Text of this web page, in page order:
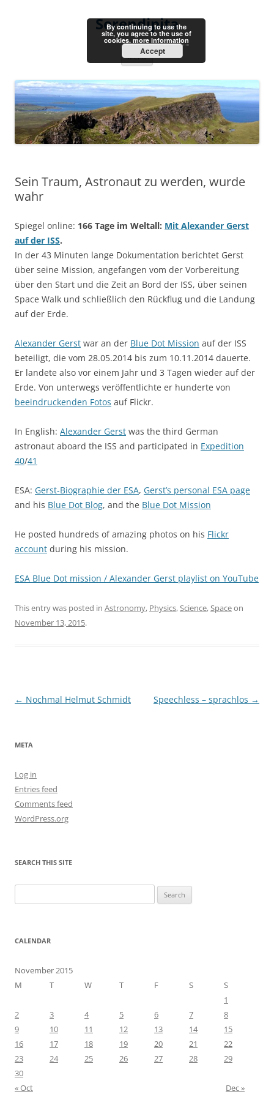
Serendipita
Menu
Sein Traum, Astronaut zu werden, wurde
wahr
Spiegel online: 166 Tage im Weltall: Mit Alexander Gerst
auf der ISS.
In der 43 Minuten lange Dokumentation berichtet Gerst
über seine Mission, angefangen vom der Vorbereitung
über den Start und die Zeit an Bord der ISS, über seinen
Space Walk und schließlich den Rückflug und die Landung
auf der Erde.
Alexander Gerst war an der Blue Dot Mission auf der ISS
beteiligt, die vom 28.05.2014 bis zum 10.11.2014 dauerte.
Er landete also vor einem Jahr und 3 Tagen wieder auf der
Erde. Von unterwegs veröffentlichte er hunderte von
beeindruckenden Fotos auf Flickr.
In English: Alexander Gerst was the third German
astronaut aboard the ISS and participated in Expedition
40/41
ESA: Gerst-Biographie der ESA, Gerst’s personal ESA page
and his Blue Dot Blog, and the Blue Dot Mission
He posted hundreds of amazing photos on his Flickr
account during his mission.
ESA Blue Dot mission / Alexander Gerst playlist on YouTube
This entry was posted in Astronomy, Physics,Science,Spaceon
November 13, 2015.
Post
← Nochmal Helmut Schmidt Speechless – sprachlos →
META
Log in
Entries feed
Comments feed
WordPress.org
SEARCH THIS SITE
for:
CALENDAR
November 2015
M
T W T F S
S
1
2
3 4 5 6 7
8
9
10 11 12 13 14
15
16
17 18 19 20 21
22
23
24 25 26 27 28
29
30
« Oct
Dec »
By continuing to use the
site, you agree to the use of
cookies. more information
Accept